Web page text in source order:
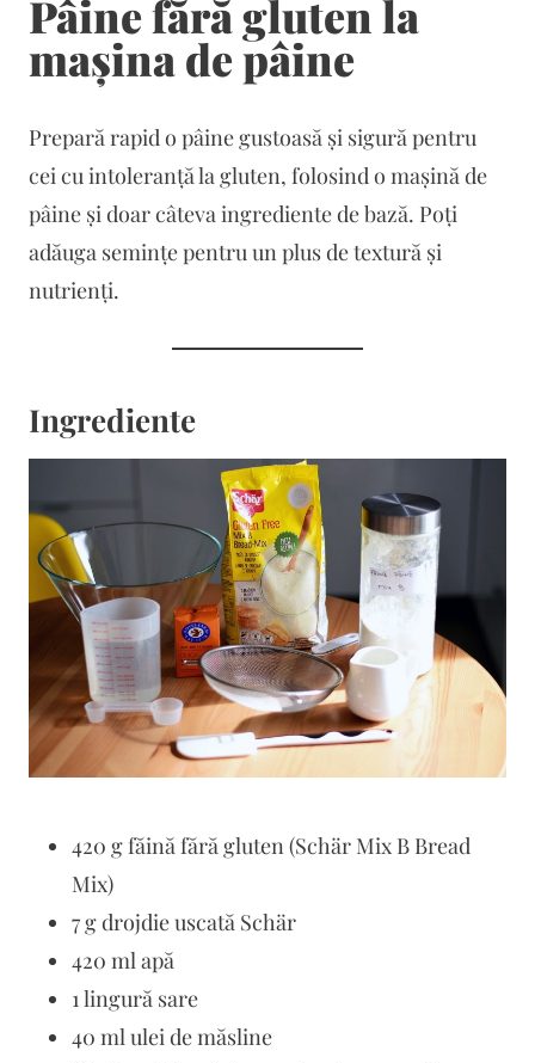
Pâine fără gluten la
mașina de pâine
Prepară rapid o pâine gustoasă și sigură pentru
cei cu intoleranță la gluten, folosind o mașină de
pâine și doar câteva ingrediente de bază. Poți
adăuga semințe pentru un plus de textură și
nutrienți.
Ingrediente
420 g făină fără gluten (Schär Mix B Bread
Mix)
7 g drojdie uscată Schär
420 ml apă
1 lingură sare
40 ml ulei de măsline